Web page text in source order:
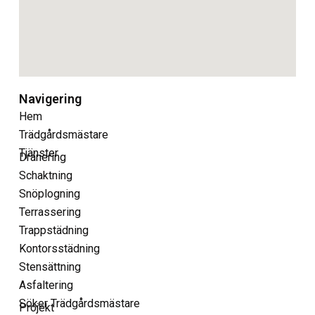
Navigering
Hem
Trädgårdsmästare
Tjänster
Dränering
Schaktning
Snöplogning
Terrassering
Trappstädning
Kontorsstädning
Stensättning
Asfaltering
Söker Trädgårdsmästare
Projekt